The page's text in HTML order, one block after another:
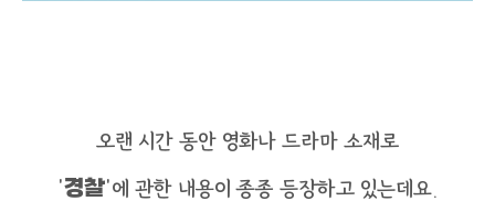
오랜 시간 동안 영화나 드라마 소재로
‘경찰’에 관한 내용이 종종 등장하고 있는데요.